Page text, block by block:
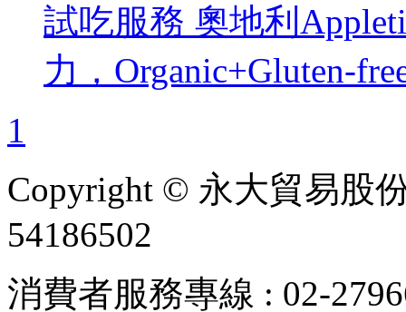
試吃服務 奧地利
力，Organic+Gluten-
1
Copyright © 永大貿易股
54186502
消費者服務專線 : 02-